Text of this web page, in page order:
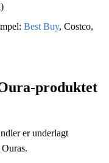
Best Buy, Costco,
produktet
er underlagt